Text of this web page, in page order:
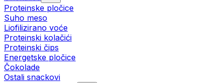
Proteinske pločice
Suho meso
Liofilizirano voće
Proteinski kolačići
Proteinski čips
Energetske pločice
Čokolade
Ostali snackovi